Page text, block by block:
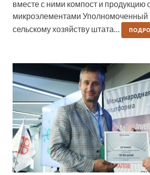
вместе с ними компост и продукцию
микроэлементами Уполномоченный
сельскому хозяйству штата…